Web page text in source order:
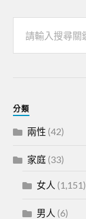
分類
兩性 (42)
家庭 (33)
女人 (1,151)
男人 (6)